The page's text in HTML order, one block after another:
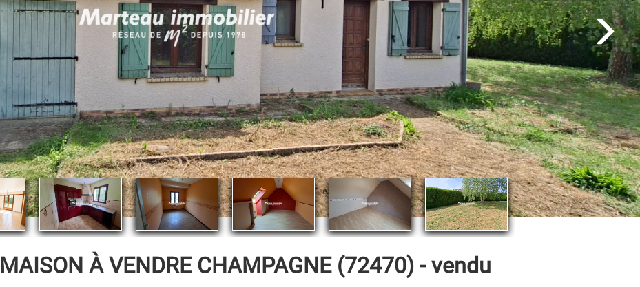
MAISON À VENDRECHAMPAGNE (72470) - vendu